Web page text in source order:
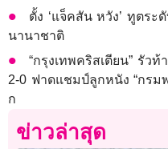
ตั้ง ‘แจ็คสัน หวัง’ ทูตร
นานาชาติ
“กรุงเทพคริสเตียน” รัว
2-0 ฟาดแชมป์ลูกหนัง “กรม
ก
ข่าวล่าสุด